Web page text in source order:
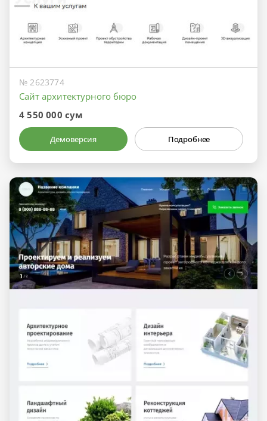
№ 2623774
Сайт архитектурного бюро
4 550 000 сум
Демоверсия Подробнее